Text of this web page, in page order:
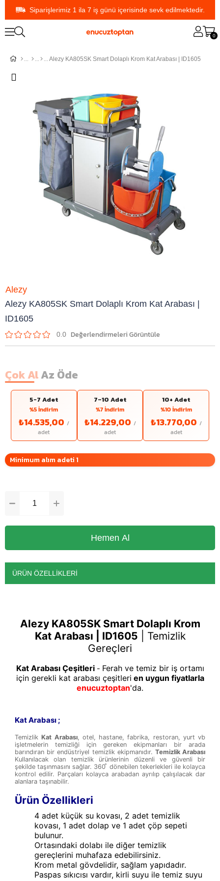
Siparişlerimiz 1 ila 7 iş günü içerisinde sevk edilmektedir.
0
Alezy KA805SK Smart Dolaplı Krom Kat Arabası | ID1605
Alezy KA805SK Smart Dolaplı Krom Kat Arabası |
ID1605
0.0
Alezy
Çok AlAz Öde
5-7 Adet
%5 İndirim
₺14.535,00
7–10 Adet
%7 İndirim
₺14.229,00
10+ Adet
%10 İndirim
₺13.770,00
Minimum alım adeti 1
ÜRÜN ÖZELLIKLERI
Alezy KA805SK Smart Dolaplı Krom
Kat Arabası | ID1605
Temizlik
Gereçleri
Kat Arabası Çeşitleri- Ferah ve temiz bir iş ortamı
için gerekli kat arabası çeşitleri en uygun fiyatlarla
enucuztoptan'da.
Kat Arabası ;
Temizlik Kat Arabası, otel, hastane, fabrika, restoran, yurt vb
işletmelerin temizliği için gereken ekipmanları bir arada
barındıran bir endüstriyel temizlik ekipmanıdır. Temizlik Arabası
Kullanılacak olan temizlik ürünlerinin düzenli ve güvenli bir
şekilde taşınmasını sağlar. 360 ̊ dönebilen tekerlekleri ile kolayca
kontrol edilir. Parçaları kolayca arabadan ayrılıp çalışılacak dar
alanlara taşınabilir.
Ürün Özellikleri
4 adet küçük su kovası, 2 adet temizlik
kovası, 1 adet dolap ve 1 adet çöp sepeti
bulunur.
Ortasındaki dolabı ile diğer temizlik
gereçlerini muhafaza edebilirsiniz.
Krom metal gövdelidir, sağlam yapıdadır.
Paspas sıkıcısı vardır, kirli suyu ile temiz suyu